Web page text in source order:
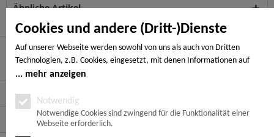
Cookies und andere (Dritt-)Dienste
Auf unserer Webseite werden sowohl von uns als auch von Dritten
Technologien, z.B. Cookies, eingesetzt, mit denen Informationen auf
Ihrem Endgerät gespeichert und/oder von Ihrem Endgerät abgerufen
Notwendige Cookies, Analyse-, Marketing- und Statistik-Cookies. Bei den
notwendigen Cookies handelt es sich um solche, die technisch notwendig
sind, um den von Ihnen gewünschten Dienst bereitzustellen, die übrigen
mehr anzeigen
Notwendig
Notwendige Cookies sind zwingend für die Funktionalität einer
Webseite erforderlich.
Ähnliche Artikel
Hier finden Sie uns
Service Hotline
Service